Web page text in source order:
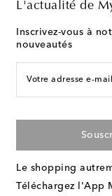
L'actualité de
Inscrivez-vous à
nouveautés
Votre adresse e-mail
Le shopping
Téléchargez l'App